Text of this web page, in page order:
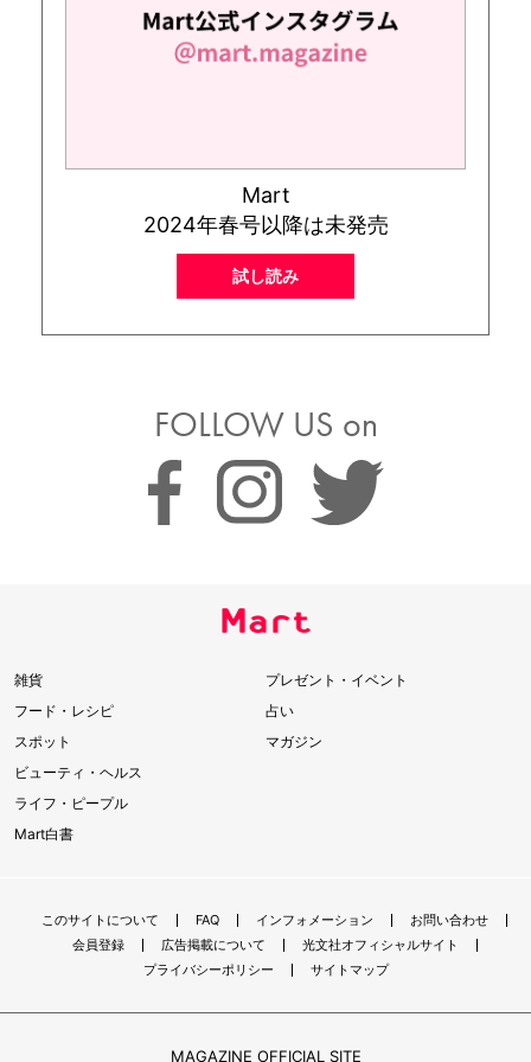
Mart
2024年春号以降は未発売
試し読み
FOLLOW US on
雑貨
フード・レシピ
スポット
ビューティ・ヘルス
ライフ・ピープル
Mart白書
プレゼント・イベント
占い
マガジン
このサイトについて FAQ インフォメーション
お問い合わせ
会員登録
広告掲載について
光文社オフィシャルサイト
プライバシーポリシー
サイトマップ
MAGAZINE OFFICIAL SITE